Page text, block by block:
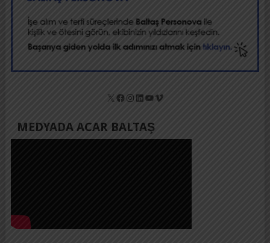
X Facebook
Instagram
LinkedIn
YouTube
Vimeo
MEDYADA ACAR BALTAŞ